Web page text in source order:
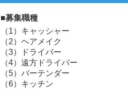
■募集職種
（1）キャッシャー
（2）ヘアメイク
（3）ドライバー
（4）遠方ドライバー
（5）バーテンダー
（6）キッチン